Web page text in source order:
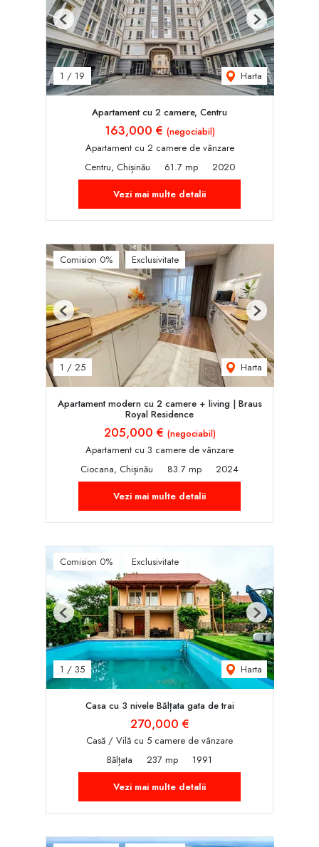
1 / 19 Harta
Previous Next
Apartament cu 2 camere, Centru
163,000 € (negociabil)
Apartament cu 2 camere de vânzare
Centru, Chișinău
61.7 mp
2020
Vezi mai multe detalii
Comision 0% Exclusivitate
1 / 25 Harta
Previous Next
Apartament modern cu 2 camere + living | Braus
Royal Residence
205,000 € (negociabil)
Apartament cu 3 camere de vânzare
Ciocana, Chișinău
83.7 mp
2024
Vezi mai multe detalii
Comision 0% Exclusivitate
1 / 35 Harta
Previous Next
Casa cu 3 nivele Bălțata gata de trai
270,000 €
Casă / Vilă cu 5 camere de vânzare
Bălțata
237 mp
1991
Vezi mai multe detalii